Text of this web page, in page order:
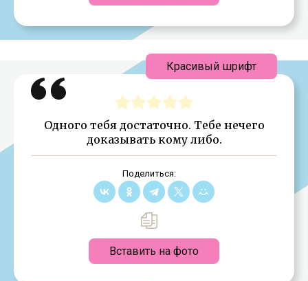
Одного тебя достаточно. Тебе нечего
доказывать кому либо.
Поделиться:
Вставить на фото
Красивый шрифт